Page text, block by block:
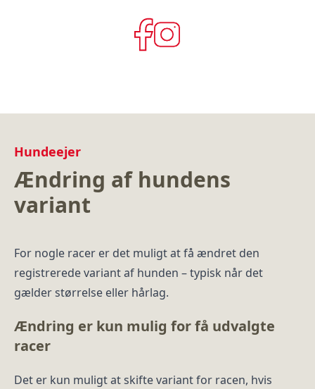
Hundeejer
Ændring af hundens
variant
For nogle racer er det muligt at få ændret den
registrerede variant af hunden – typisk når det
gælder størrelse eller hårlag.
Ændring er kun mulig for få udvalgte
racer
Det er kun muligt at skifte variant for racen, hvis